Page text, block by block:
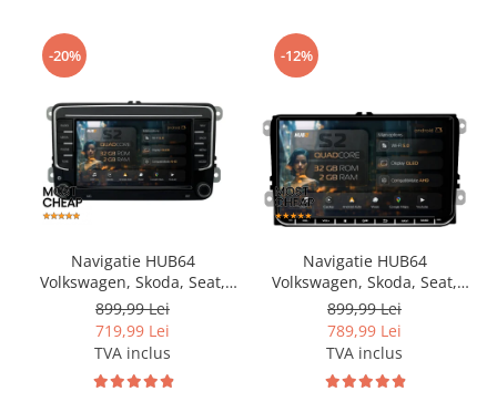
-20%
Navigatie HUB64
Volkswagen, Skoda, Seat,
2GB RAM, Android, GPS, Wi-
FI, Carplay, Android Auto,
USB, Bluetooth, Radio,
Waze, Touchscreen, 7 inch
899,99 Lei
719,99 Lei
TVA inclus
-12%
Navigatie HUB64
Volkswagen, Skoda, Seat,
2GB RAM, Android, GPS, Wi-
FI, Carplay, Android Auto,
USB, Bluetooth, Radio,
Waze, Touchscreen, 9 inch
899,99 Lei
789,99 Lei
TVA inclus